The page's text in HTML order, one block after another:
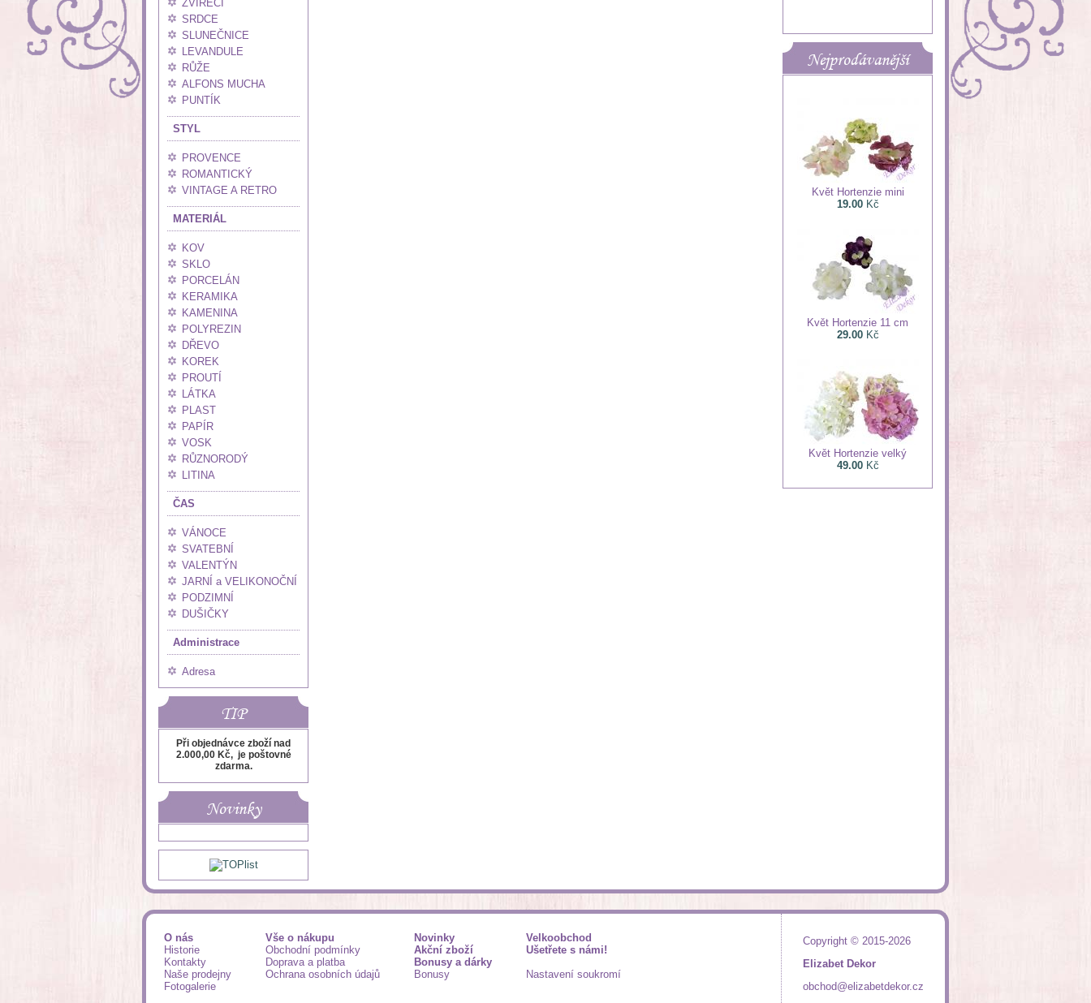
ZVÍŘECÍ
SRDCE
SLUNEČNICE
LEVANDULE
RŮŽE
ALFONS MUCHA
PUNTÍK
STYL
PROVENCE
ROMANTICKÝ
VINTAGE A RETRO
MATERIÁL
KOV
SKLO
PORCELÁN
KERAMIKA
KAMENINA
POLYREZIN
DŘEVO
KOREK
PROUTÍ
LÁTKA
PLAST
PAPÍR
VOSK
RŮZNORODÝ
LITINA
ČAS
VÁNOCE
SVATEBNÍ
VALENTÝN
JARNÍ a VELIKONOČNÍ
PODZIMNÍ
DUŠIČKY
Administrace
Adresa
TIP
Při objednávce zboží nad
2.000,00 Kč, je poštovné
zdarma.
Novinky
Nejprodávanější
Květ Hortenzie mini
19.00Kč
Květ Hortenzie 11 cm
29.00Kč
Květ Hortenzie velký
49.00Kč
Copyright © 2015-2026
Elizabet Dekor
obchod@elizabetdekor.cz
O nás
Historie
Kontakty
Naše prodejny
Fotogalerie
Vše o nákupu
Obchodní podmínky
Doprava a platba
Ochrana osobních údajů
Novinky
Akční zboží
Bonusy a dárky
Bonusy
Velkoobchod
Ušetřete s námi!
Nastavení soukromí